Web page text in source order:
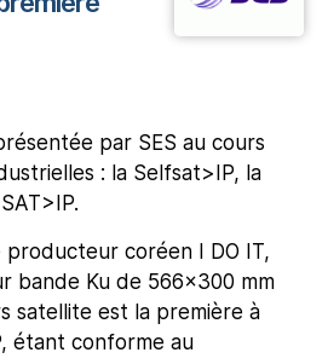
par SES au cours
: la Selfsat>IP, la
coréen I DO IT,
bande Ku de 566x300 mm
satellite est la première à
étant conforme au